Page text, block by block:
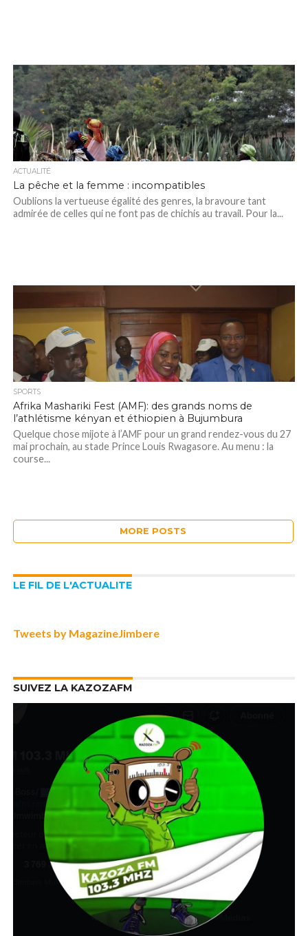
ACTUALITÉ
La pêche et la femme : incompatibles
Oublions la vertueuse égalité des genres, la bravoure tant
admirée de celles qui ne font pas de chichis au travail. Pour la...
SPORTS
Afrika Mashariki Fest (AMF): des grands noms de
l’athlétisme kényan et éthiopien à Bujumbura
Quelque chose mijote à l’AMF pour un grand rendez-vous du 27
mai prochain, au stade Prince Louis Rwagasore. Au menu : la
course...
MORE POSTS
LE FIL DE L'ACTUALITE
Tweets by MagazineJimbere
SUIVEZ LA KAZOZAFM